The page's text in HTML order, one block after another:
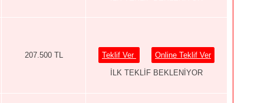
207.500 TL Teklif Ver
Online Teklif Ver
İLK TEKLİF BEKLENİYOR